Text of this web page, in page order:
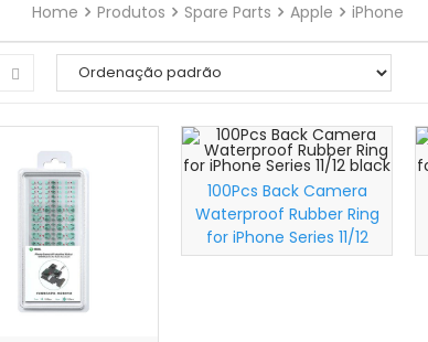
Home Produtos Spare Parts Apple iPhone
100Pcs Back Camera
Waterproof Rubber Ring
for iPhone Series 11/12
black